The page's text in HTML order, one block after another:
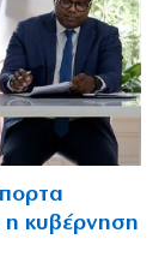
η κυβέρνηση